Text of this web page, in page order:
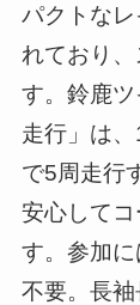
パクトな
れており
す。鈴鹿
走行」は
で5周走行
安心して
す。参加
不要。長